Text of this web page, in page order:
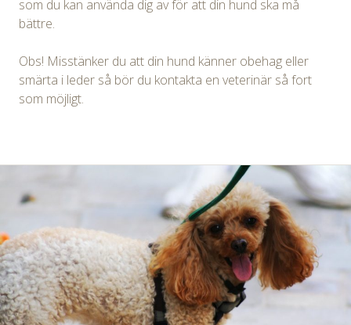
som du kan använda dig av för att din hund ska må
bättre.
Obs! Misstänker du att din hund känner obehag eller
smärta i leder så bör du kontakta en veterinär så fort
som möjligt.